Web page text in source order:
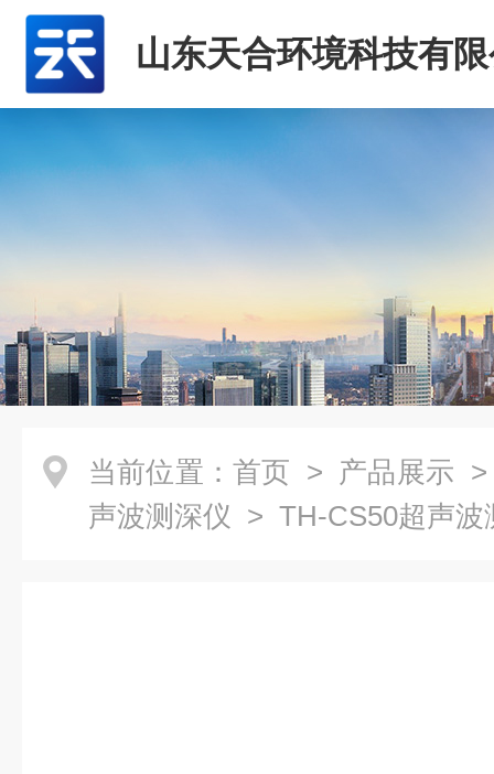
山东天合环境科技有
当前位置： 首页 > 产品展示
声波测深仪 > TH-CS50超声波